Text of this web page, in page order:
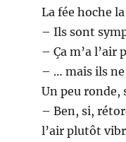
La fée hoche
– Ils sont
– Ça m’a l’air
– … mais ils
Un peu ronde,
– Ben, si,
l’air plutôt